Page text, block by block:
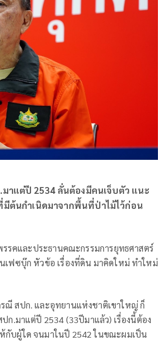
าแต่ปี 2534 ลั่นต้องมีคนเจ็บตัว แนะ
มีต้นกำเนิดมาจากพื้นที่ป่าไม้ไว้ก่อน
รคและประธานคณะกรรมการยุทธศาสตร์
เฟซบุ๊ก หัวข้อ เรื่องที่ดิน มาคิดใหม่ ทำใหม่
ณี สปก. และอุทยานแห่งชาติเขาใหญ่ ก็
.มาแต่ปี 2534 (33ปีมาแล้ว) เรื่องนี้ต้อง
บผู้ใด จนมาในปี 2542 ในขณะผมเป็น